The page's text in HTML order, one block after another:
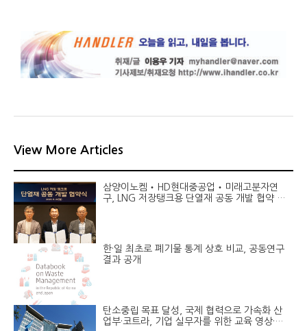
View More Articles
삼양이노켐‧HD현대중공업‧미래고분자연
구, LNG 저장탱크용 단열재 공동 개발 협약 체
한·일 최초로 폐기물 통계 상호 비교, 공동연구
결과 공개
탄소중립 목표 달성, 국제 협력으로 가속화 산
업부·코트라, 기업 실무자를 위한 교육 영상·매